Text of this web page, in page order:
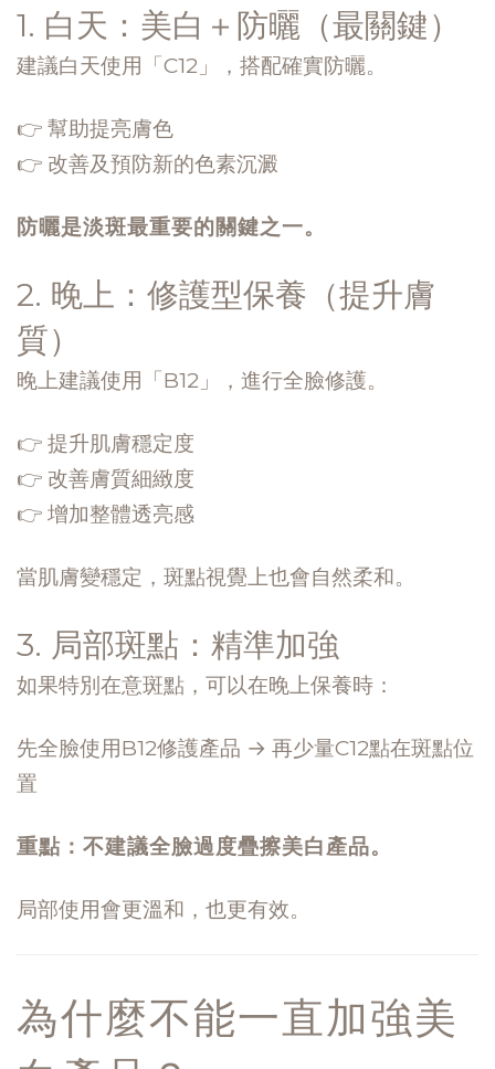
1. 白天：美白＋防曬（最關鍵）
建議白天使用「C12」，搭配確實防曬。
👉 幫助提亮膚色
👉 改善及預防新的色素沉澱
防曬是淡斑最重要的關鍵之一。
2. 晚上：修護型保養（提升膚
質）
晚上建議使用「B12」，進行全臉修護。
👉 提升肌膚穩定度
👉 改善膚質細緻度
👉 增加整體透亮感
當肌膚變穩定，斑點視覺上也會自然柔和。
3. 局部斑點：精準加強
如果特別在意斑點，可以在晚上保養時：
先全臉使用B12修護產品 → 再少量C12點在斑點位
置
重點：不建議全臉過度疊擦美白產品。
局部使用會更溫和，也更有效。
為什麼不能一直加強美